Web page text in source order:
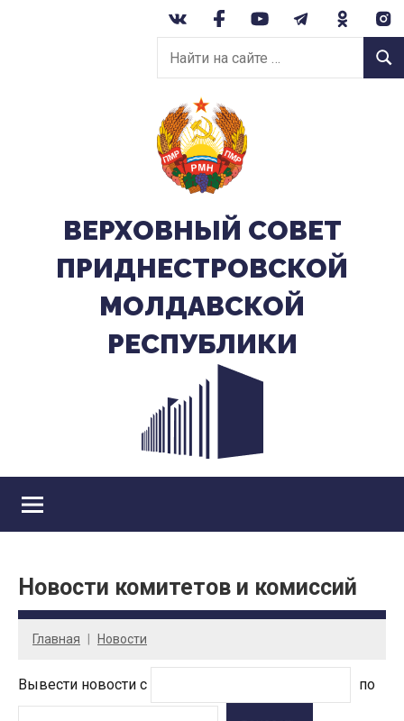
Найти
на
сайте:
ВЕРХОВНЫЙ CОВЕТ
ПРИДНЕСТРОВСКОЙ
МОЛДАВСКОЙ
РЕСПУБЛИКИ
Новости комитетов и комиссий
Главная Новости
Вывести новости с по